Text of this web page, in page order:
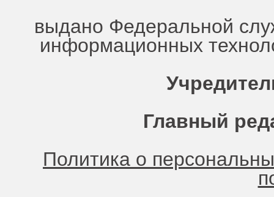
выдано Федеральной
информационных
Главный
Политика о